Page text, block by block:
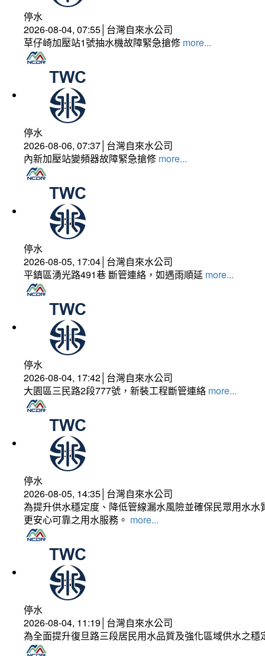
停水
2026-08-04, 07:55│台灣自來水公司
草仔崎加壓站1號抽水機故障緊急搶修 more...
停水
2026-08-06, 07:37│台灣自來水公司
內新加壓站變頻器故障緊急搶修 more...
停水
2026-08-05, 17:04│台灣自來水公司
平鎮區湧光路491巷 斷管連絡，如遇雨順延 more...
停水
2026-08-04, 17:42│台灣自來水公司
大園區三民路2段777號，新裝工程斷管連絡 more...
停水
2026-08-05, 14:35│台灣自來水公司
為提升供水穩定度、降低管線漏水風險並確保民眾用水
更安心可靠之用水服務。 more...
停水
2026-08-04, 11:19│台灣自來水公司
為全面提升復旦路三段居民用水品質及強化區域供水之